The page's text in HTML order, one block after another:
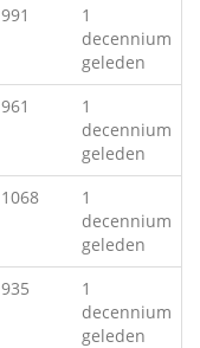
991
1
decennium
geleden
961
1
decennium
geleden
1068
1
decennium
geleden
935
1
decennium
geleden